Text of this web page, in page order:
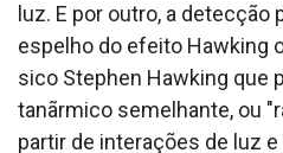
luz. E por outro, a
espelho do efeito Hawking
sico Stephen Hawking que
tanãrmico semelhante, ou
partir de interações de luz